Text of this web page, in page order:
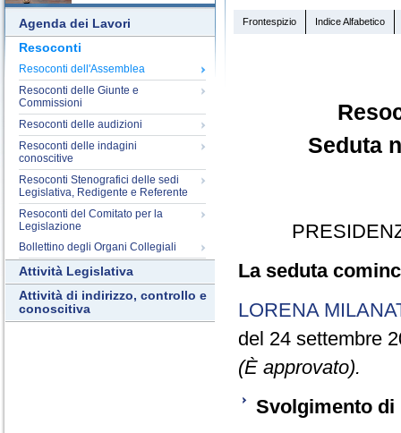
Agenda dei Lavori
Resoconti
Resoconti dell'Assemblea
Resoconti delle Giunte e
Commissioni
Resoconti delle audizioni
Resoconti delle indagini
conoscitive
Resoconti Stenografici delle sedi
Legislativa, Redigente e Referente
Resoconti del Comitato per la
Legislazione
Bollettino degli Organi Collegiali
Attività Legislativa
Attività di indirizzo, controllo e
conoscitiva
Frontespizio Indice Alfabetico
Seduta
La seduta
LORENA
del 24 settembre
(È approvato).
Svolgimento